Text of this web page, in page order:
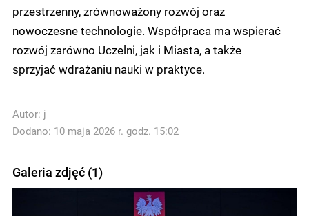
przestrzenny, zrównoważony rozwój oraz
nowoczesne technologie. Współpraca ma wspierać
rozwój zarówno Uczelni, jak i Miasta, a także
sprzyjać wdrażaniu nauki w praktyce.
Autor: j
Dodano: 10 maja 2026 r. godz. 15:02
Galeria zdjęć (1)